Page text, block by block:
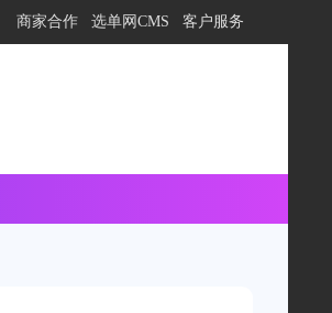
商家合作 选单网CMS 客户服务
向在线客服提问